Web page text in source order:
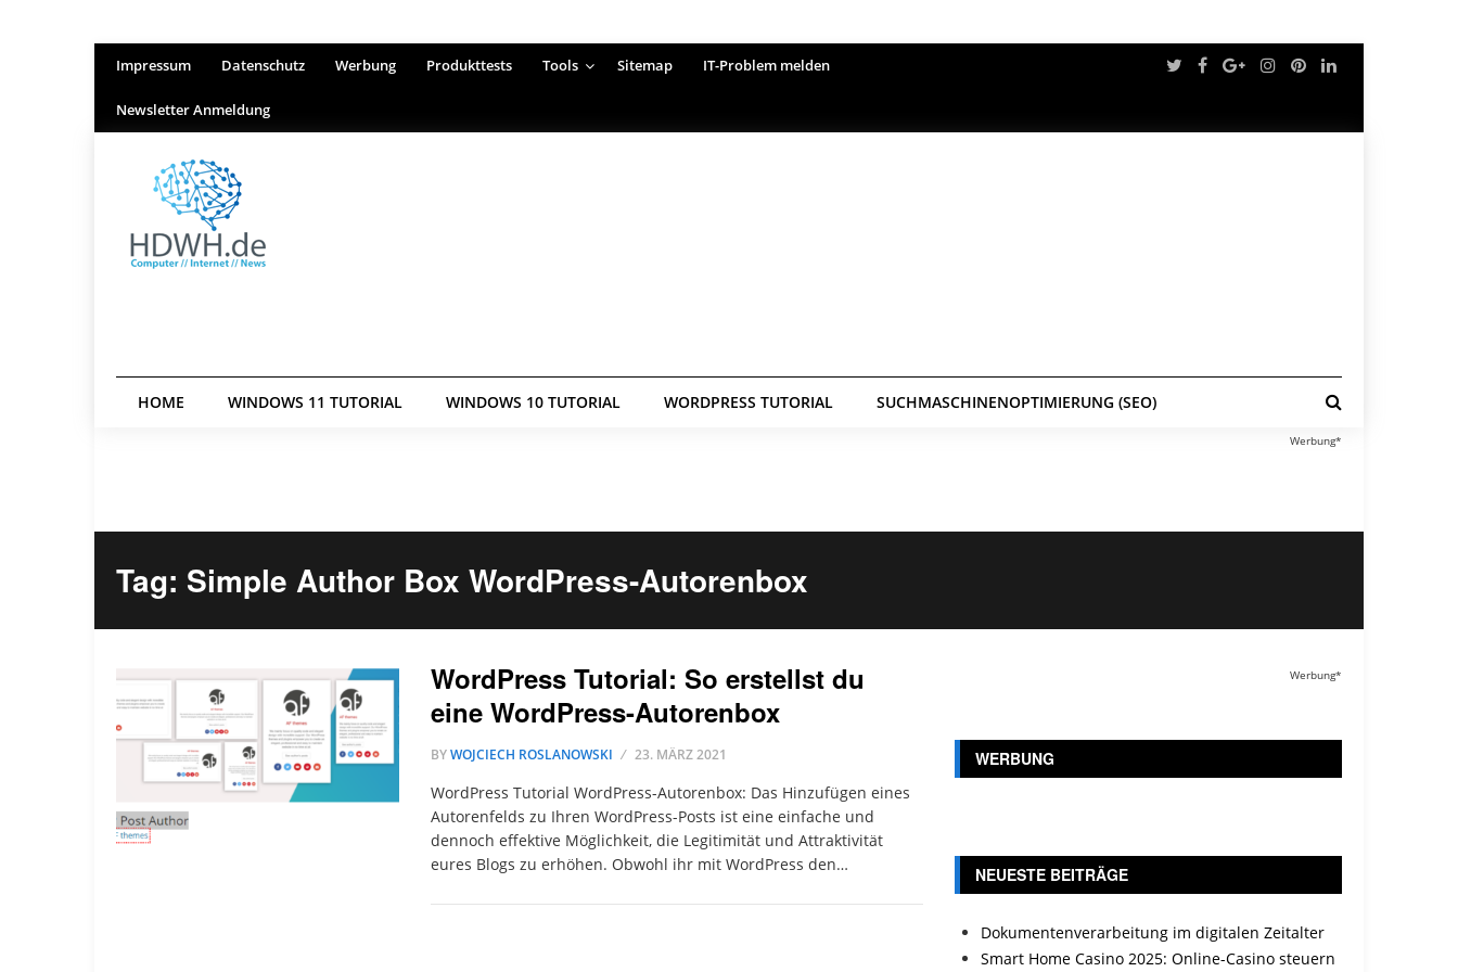
Impressum Datenschutz Werbung Produkttests Tools Sitemap IT-Problem melden
Newsletter Anmeldung
HOME WINDOWS 11 TUTORIAL WINDOWS 10 TUTORIAL WORDPRESS TUTORIAL SUCHMASCHINENOPTIMIERUNG (SEO)
Werbung*
Tag: Simple Author Box WordPress-Autorenbox
WordPress Tutorial: So erstellst du
eine WordPress-Autorenbox
BYWOJCIECH ROSLANOWSKI 23. MÄRZ 2021
WordPress Tutorial WordPress-Autorenbox: Das Hinzufügen eines
Autorenfelds zu Ihren WordPress-Posts ist eine einfache und
dennoch effektive Möglichkeit, die Legitimität und Attraktivität
eures Blogs zu erhöhen. Obwohl ihr mit WordPress den…
Werbung*
WERBUNG
NEUESTE BEITRÄGE
Dokumentenverarbeitung im digitalen Zeitalter
Smart Home Casino 2025: Online-Casino steuern